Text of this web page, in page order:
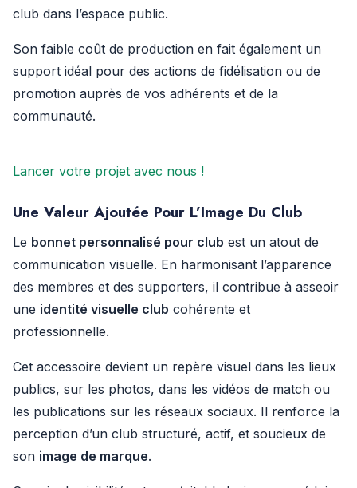
club dans l’espace public.
Son faible coût de production en fait également un
support idéal pour des actions de fidélisation ou de
promotion auprès de vos adhérents et de la
communauté.
Lancer votre projet avec nous !
Une Valeur Ajoutée Pour L’Image Du Club
Le bonnet personnalisé pour club est un atout de
communication visuelle. En harmonisant l’apparence
des membres et des supporters, il contribue à asseoir
une identité visuelle club cohérente et
professionnelle.
Cet accessoire devient un repère visuel dans les lieux
publics, sur les photos, dans les vidéos de match ou
les publications sur les réseaux sociaux. Il renforce la
perception d’un club structuré, actif, et soucieux de
son image de marque.